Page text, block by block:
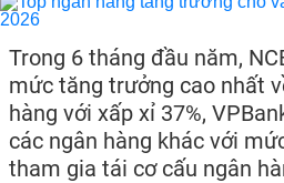
Trong 6 tháng đầu năm,
mức tăng trưởng cao nhất
hàng với xấp xỉ 37%,
các ngân hàng khác với
tham gia tái cơ cấu ngân